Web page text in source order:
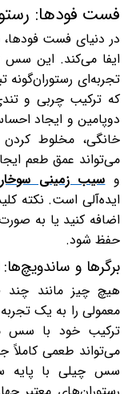
فست فودها:
در دنیای فست
ایفا می‌کند. این سس
تجربه‌ای رستوران‌گونه
که ترکیب چربی و
دوپامین و ایجاد
خانگی، مخلوط
می‌تواند عمق طعم
وسیب زمینی
ایده‌آلی است. نکته
اضافه کنید یا به
حفظ شود.
برگرها و
هیچ چیز مانند
معمولی را به یک
ترکیب خود با سس
می‌تواند طعمی کاملاً
سس چیلی با پایه